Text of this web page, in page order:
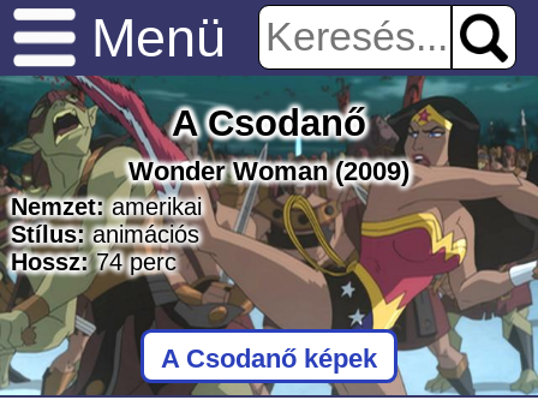
Menü
A Csodanő
Wonder Woman(2009)
Nemzet: amerikai
Stílus: animációs
Hossz: 74perc
A Csodanő képek